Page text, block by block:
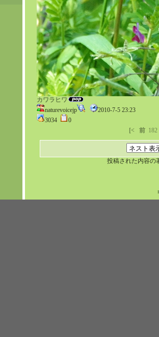
カワラヒワ
naturevoicejp
2010-7-5 23:23
3034
0
[<
前 182
投稿された内容の